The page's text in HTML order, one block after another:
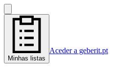
Minhas listas
Aceder a geberit.pt